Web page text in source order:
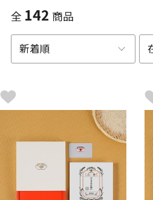
全 142 商品